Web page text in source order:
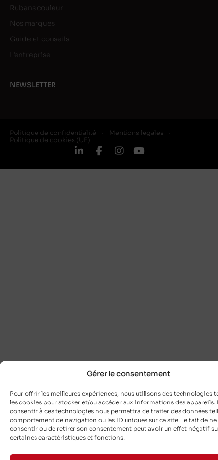
Gérer le consentement
Pour offrir les meilleures expériences, nous utilisons des technologies
les cookies pour stocker et/ou accéder aux informations des appareils.
consentir à ces technologies nous permettra de traiter des données
comportement de navigation ou les ID uniques sur ce site. Le fait de ne
consentir ou de retirer son consentement peut avoir un effet négatif
certaines caractéristiques et fonctions.
Rubans couleur
Nos marques
Guide et conseils
L’entreprise
NEWSLETTER
Politique de confidentialité
Mentions légales
Politique de cookies (UE)